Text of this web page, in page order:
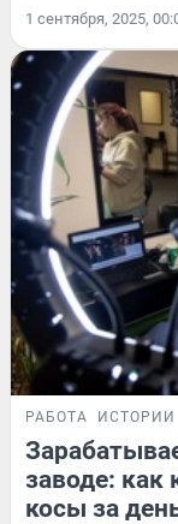
1 сентября, 2025,
РАБОТА ИСТОРИИ
заводе: как
косы за